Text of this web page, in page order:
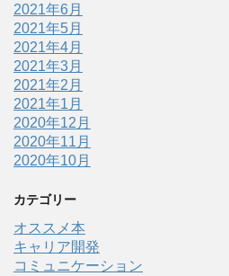
2021年6月
2021年5月
2021年4月
2021年3月
2021年2月
2021年1月
2020年12月
2020年11月
2020年10月
カテゴリー
オススメ本
キャリア開発
コミュニケーション